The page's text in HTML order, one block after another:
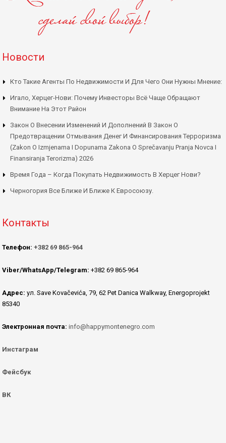
Новости
Кто Такие Агенты По Недвижимости И Для Чего Они Нужны Мнение:
Игало, Херцег-Нови: Почему Инвесторы Всё Чаще Обращают
Внимание На Этот Район
Закон О Внесении Изменений И Дополнений В Закон О
Предотвращении Отмывания Денег И Финансирования Терроризма
(Zakon O Izmjenama I Dopunama Zakona O Sprečavanju Pranja Novca I
Finansiranja Terorizma) 2026
Время Года – Когда Покупать Недвижимость В Херцег Нови?
Черногория Все Ближе И Ближе К Евросоюзу.
Контакты
Телефон: +382 69 865-964
Viber/WhatsApp/Telegram: +382 69 865-964
Адрес: ул. Save Kovačevića, 79, 62 Pet Danica Walkway, Energoprojekt
85340
Электронная почта: info@happymontenegro.com
Инстаграм
Фейсбук
ВК